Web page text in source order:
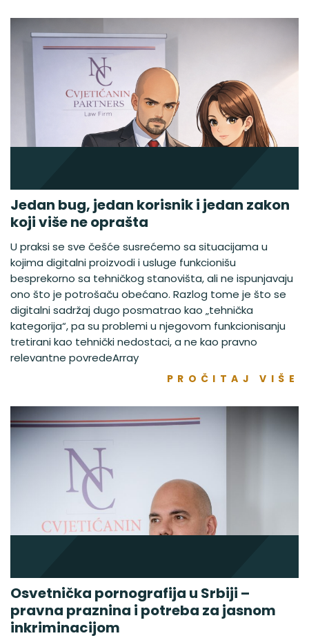
Jedan bug, jedan korisnik i jedan zakon
koji više ne oprašta
U praksi se sve češće susrećemo sa situacijama u
kojima digitalni proizvodi i usluge funkcionišu
besprekorno sa tehničkog stanovišta, ali ne ispunjavaju
ono što je potrošaču obećano. Razlog tome je što se
digitalni sadržaj dugo posmatrao kao „tehnička
kategorija“, pa su problemi u njegovom funkcionisanju
tretirani kao tehnički nedostaci, a ne kao pravno
relevantne povredeArray
PROČITAJ VIŠE
Osvetnička pornografija u Srbiji –
pravna praznina i potreba za jasnom
inkriminacijom